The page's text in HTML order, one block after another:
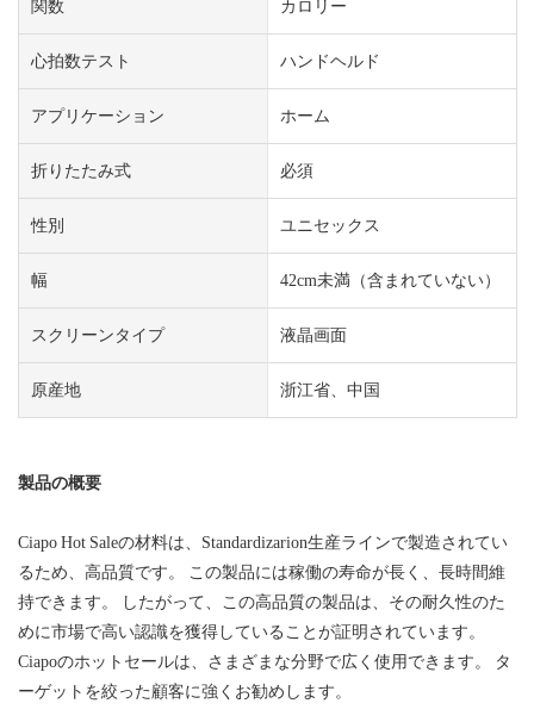
関数 カロリー
心拍数テスト ハンドヘルド
アプリケーション ホーム
折りたたみ式 必須
性別 ユニセックス
幅 42cm未満（含まれていない）
スクリーンタイプ 液晶画面
原産地 浙江省、中国
製品の概要
Ciapo Hot Saleの材料は、Standardizarion生産ラインで製造されてい
るため、高品質です。 この製品には稼働の寿命が長く、長時間維
持できます。 したがって、この高品質の製品は、その耐久性のた
めに市場で高い認識を獲得していることが証明されています。
Ciapoのホットセールは、さまざまな分野で広く使用できます。 タ
ーゲットを絞った顧客に強くお勧めします。